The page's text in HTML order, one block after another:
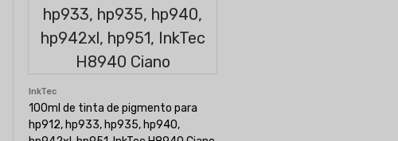
InkTec
100ml de tinta de pigmento para
hp912, hp933, hp935, hp940,